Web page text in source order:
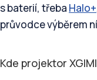
s baterií, třeba Halo+
průvodce výběrem
Kde projektor